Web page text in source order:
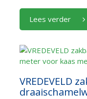
Lees verder
VREDEVELD